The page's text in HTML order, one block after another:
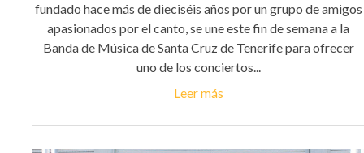
fundado hace más de dieciséis años por un grupo de amigos
apasionados por el canto, se une este fin de semana a la
Banda de Música de Santa Cruz de Tenerife para ofrecer
uno de los conciertos...
Leer más